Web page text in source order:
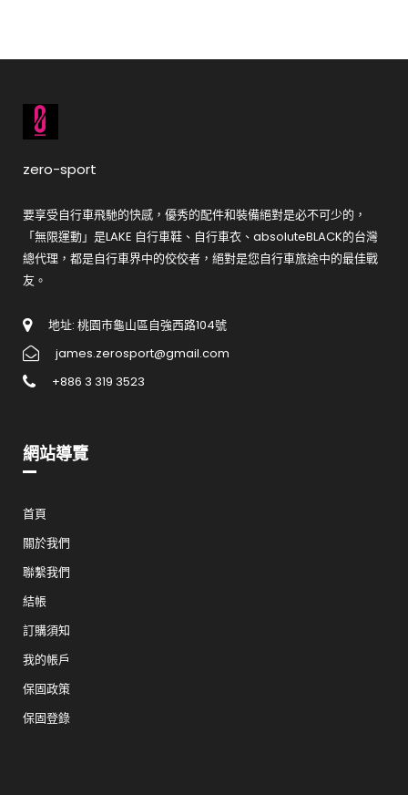
zero-sport
要享受自行車飛馳的快感，優秀的配件和裝備絕對是必不可少的，
「無限運動」是LAKE 自行車鞋、自行車衣、absoluteBLACK的台灣
總代理，都是自行車界中的佼佼者，絕對是您自行車旅途中的最佳戰
友。
地址: 桃園市龜山區自強西路104號
james.zerosport@gmail.com
+886 3 319 3523
網站導覽
首頁
關於我們
聯繫我們
結帳
訂購須知
我的帳戶
保固政策
保固登錄